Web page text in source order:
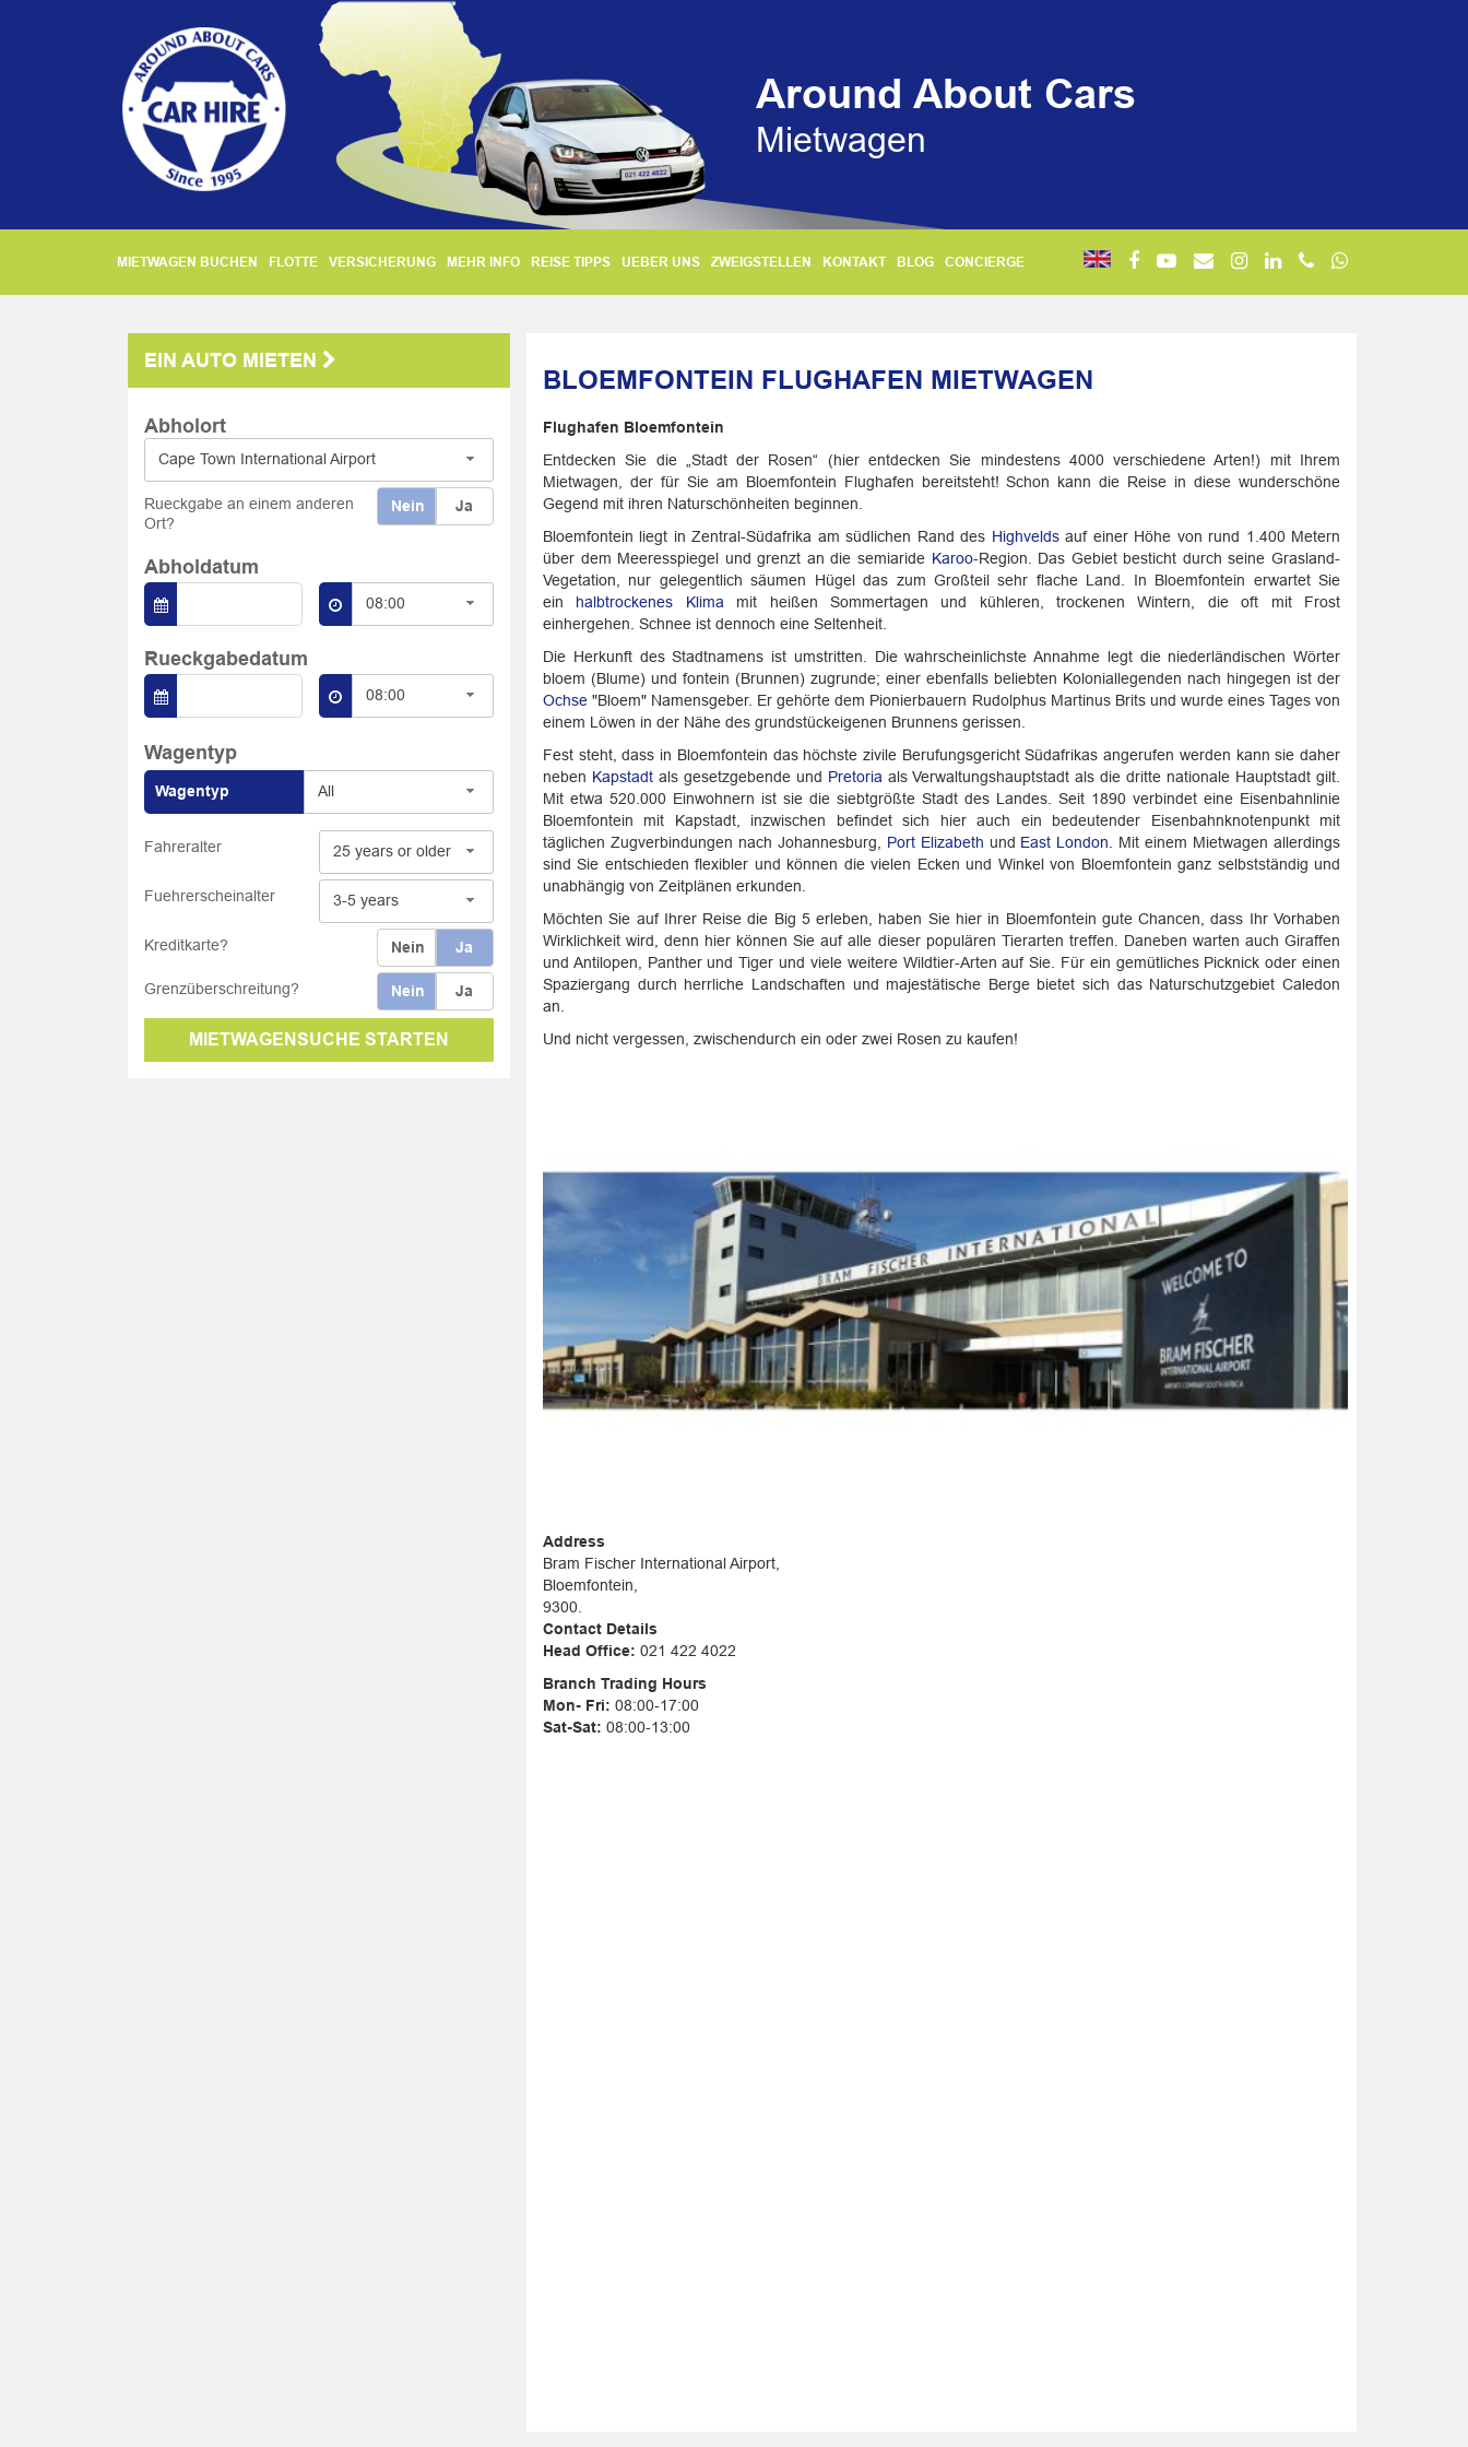
Around About Cars
Mietwagen
MIETWAGEN BUCHEN FLOTTE VERSICHERUNG MEHR INFO REISE TIPPS UEBER UNS ZWEIGSTELLEN KONTAKT BLOG CONCIERGE
EIN AUTO MIETEN
Abholort
Cape Town International Airport
Rueckgabe an einem anderen
Ort?
Nein Ja
Abholdatum
08:00
Rueckgabedatum
08:00
Wagentyp
Wagentyp All
Fahreralter 25 years or older
Fuehrerscheinalter 3-5 years
Kreditkarte? Nein Ja
Grenzüberschreitung? Nein Ja
MIETWAGENSUCHE STARTEN
BLOEMFONTEIN FLUGHAFEN MIETWAGEN
Flughafen Bloemfontein
Entdecken Sie die „Stadt der Rosen“ (hier entdecken Sie mindestens 4000 verschiedene Arten!) mit Ihrem
Mietwagen, der für Sie am Bloemfontein Flughafen bereitsteht! Schon kann die Reise in diese wunderschöne
Gegend mit ihren Naturschönheiten beginnen.
Bloemfontein liegt in Zentral-Südafrika am südlichen Rand des Highveldsauf einer Höhe von rund 1.400 Metern
über dem Meeresspiegel und grenzt an die semiaride Karoo-Region. Das Gebiet besticht durch seine Grasland-
Vegetation, nur gelegentlich säumen Hügel das zum Großteil sehr flache Land. In Bloemfontein erwartet Sie
ein halbtrockenes Klima mit heißen Sommertagen und kühleren, trockenen Wintern, die oft mit Frost
einhergehen. Schnee ist dennoch eine Seltenheit.
Die Herkunft des Stadtnamens ist umstritten. Die wahrscheinlichste Annahme legt die niederländischen Wörter
bloem (Blume) und fontein (Brunnen) zugrunde; einer ebenfalls beliebten Koloniallegenden nach hingegen ist der
Ochse "Bloem" Namensgeber. Er gehörte dem Pionierbauern Rudolphus Martinus Brits und wurde eines Tages von
einem Löwen in der Nähe des grundstückeigenen Brunnens gerissen.
Fest steht, dass in Bloemfontein das höchste zivile Berufungsgericht Südafrikas angerufen werden kann sie daher
neben Kapstadtals gesetzgebende und Pretoria als Verwaltungshauptstadt als die dritte nationale Hauptstadt gilt.
Mit etwa 520.000 Einwohnern ist sie die siebtgrößte Stadt des Landes. Seit 1890 verbindet eine Eisenbahnlinie
Bloemfontein mit Kapstadt, inzwischen befindet sich hier auch ein bedeutender Eisenbahnknotenpunkt mit
täglichen Zugverbindungen nach Johannesburg, Port Elizabeth und East London . Mit einem Mietwagen allerdings
sind Sie entschieden flexibler und können die vielen Ecken und Winkel von Bloemfontein ganz selbstständig und
unabhängig von Zeitplänen erkunden.
Möchten Sie auf Ihrer Reise die Big 5 erleben, haben Sie hier in Bloemfontein gute Chancen, dass Ihr Vorhaben
Wirklichkeit wird, denn hier können Sie auf alle dieser populären Tierarten treffen. Daneben warten auch Giraffen
und Antilopen, Panther und Tiger und viele weitere Wildtier-Arten auf Sie. Für ein gemütliches Picknick oder einen
Spaziergang durch herrliche Landschaften und majestätische Berge bietet sich das Naturschutzgebiet Caledon
an.
Und nicht vergessen, zwischendurch ein oder zwei Rosen zu kaufen!
Address
Bram Fischer International Airport,
Bloemfontein,
9300.
Contact Details
Head Office: 021 422 4022
Branch Trading Hours
Mon- Fri: 08:00-17:00
Sat-Sat: 08:00-13:00